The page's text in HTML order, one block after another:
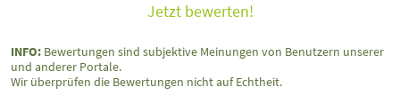
Jetzt bewerten!
INFO: Bewertungen sind subjektive Meinungen von Benutzern unserer
und anderer Portale.
Wir überprüfen die Bewertungen nicht auf Echtheit.